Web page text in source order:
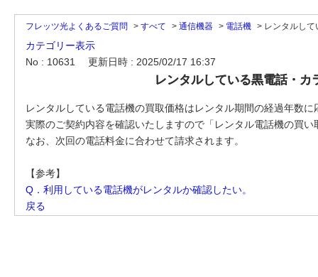
フレッツ光よくあるご質問 > すべて > 通信機器 > 電話機 > レンタルし
カテゴリー表示
No : 10631
更新日時 : 2025/02/17 16:37
レンタルしている黒電話・
レンタルしている電話機の買取価格はレンタル期間の経過年数に
実際のご契約内容を確認いたしますので「レンタル電話機の買
なお、次回の電話料金に合わせて請求されます。
【参考】
Q．利用している電話機がレンタルか確認したい。
戻る